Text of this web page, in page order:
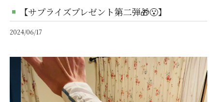
【サプライズプレゼント第二弾🎁😮】
2024/06/17